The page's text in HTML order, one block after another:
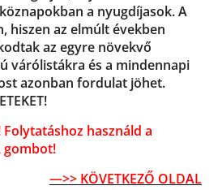
a nyugdíjasok. A
hiszen az elmúlt években
az egyre növekvő
várólistákra és a mindennapi
azonban fordulat jöhet.
használd a
gombot!
—>> KÖVETKEZŐ OLDAL